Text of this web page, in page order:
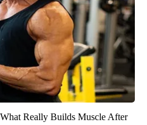
Really Builds Muscle After